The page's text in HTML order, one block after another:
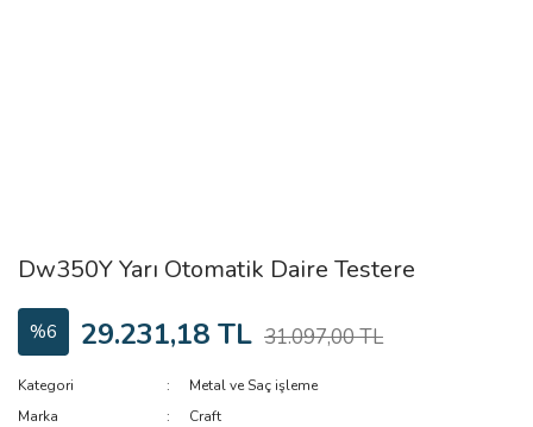
Dw350Y Yarı Otomatik Daire Testere
%6 29.231,18 TL 31.097,00 TL
Kategori
Metal ve Saç işleme
Marka
Craft